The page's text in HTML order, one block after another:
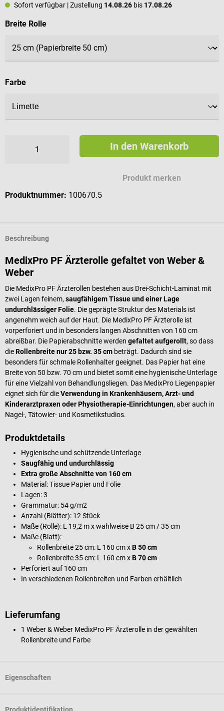
Sofort verfügbar | Zustellung 14.08.26 bis 17.08.26
Breite Rolleauswählen
Farbeauswählen
In den Warenkorb
Produkt merken
Produktnummer: 100670.5
Beschreibung
MedixPro PF Ärzterolle gefaltet von Weber &
Weber
Die MedixPro PF Ärzterollen bestehen aus Drei-Schicht-Laminat mit
zwei Lagen feinem, saugfähigem Tissue und einer Lage
undurchlässiger Folie. Die geprägte Struktur des Materials ist
angenehm weich auf der Haut. Die MedixPro PF Ärzterolle ist
vorperforiert und in besonders langen Abschnitten von 160 cm
abreißbar. Die Papierabschnitte werden gefaltet aufgerollt, so dass
dieRollenbreite nur 25 bzw. 35 cm beträgt. Dadurch sind sie
besonders für schmale Rollenhalter geeignet. Das Papier hat eine
Breite von 50 bzw. 70 cm und bietet somit eine hygienische Unterlage
für eine Vielzahl von Behandlungsliegen. Das MedixPro Liegenpapier
eignet sich für dieVerwendung in Krankenhäusern, Arzt- und
Kinderarztpraxen oder Physiotherapie-Einrichtungen, aber auch in
Nagel-, Tätowier- und Kosmetikstudios.
Produktdetails
Hygienische und schützende Unterlage
Saugfähig und undurchlässig
Extra große Abschnitte von 160 cm
Material: Tissue Papier und Folie
Lagen: 3
Grammatur: 54 g/m2
Anzahl (Blätter): 12 Stück
Maße (Rolle): L 19,2 m x wahlweise B 25 cm / 35 cm
Maße (Blatt):
Rollenbreite 25 cm: L 160 cm xB 50 cm
Rollenbreite 35 cm: L 160 cm xB 70 cm
Perforiert auf 160 cm
In verschiedenen Rollenbreiten und Farben erhältlich
Lieferumfang
1 Weber & Weber MedixPro PF Ärzterolle in der gewählten
Rollenbreite und Farbe
Eigenschaften